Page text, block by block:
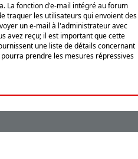
La fonction d'e-mail intégré au forum
traquer les utilisateurs qui envoient des
un e-mail à l'administrateur avec
avez reçu; il est important que cette
une liste de détails concernant
prendre les mesures répressives